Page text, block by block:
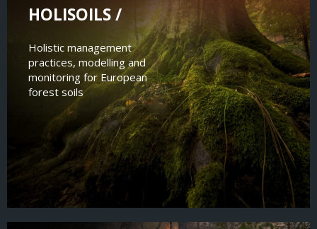
HOLISOILS /
Holistic management
practices, modelling and
monitoring for European
forest soils